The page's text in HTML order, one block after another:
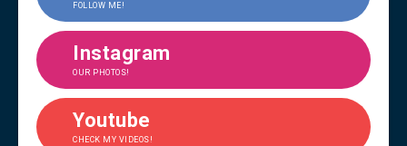
FOLLOW ME!
Instagram
OUR PHOTOS!
Youtube
CHECK MY VIDEOS!